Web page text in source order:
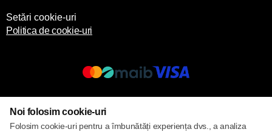
Setări cookie-uri
Politica de cookie-uri
Noi folosim cookie-uri
Folosim cookie-uri pentru a îmbunătăți experiența dvs., a analiza